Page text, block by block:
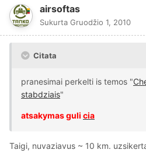
airsoftas
Sukurta Gruodžio 1, 2010
Citata
pranesimai perkelti is temos "
stabdziais"
atsakymas guli cia
Taigi, nuvaziavus ~ 10 km.